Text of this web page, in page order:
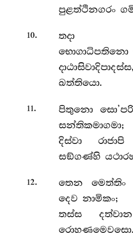
පුළත්ථිනගරං
10.
තදා
භොගාධිපතිනො
ඛත්තියො.
11.
පිතුනො
සන්තිකමාගමා;
දිස්වා
සඞ්ගණ්හි
12.
තෙන මෙත්තිං
දෙව නාමිකං;
තස්ස
රොහණමෙවසො.